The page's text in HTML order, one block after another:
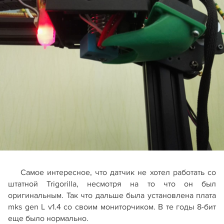
Самое интересное, что датчик не хотел работать со
штатной Trigorilla, несмотря на то что он был
оригинальным. Так что дальше была установлена плата
mks gen L v1.4 со своим мониторчиком. В те годы 8-бит
еще было нормально.